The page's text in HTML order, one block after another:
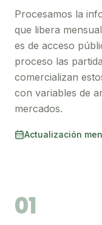
Procesamos la
que libera
es de acceso
proceso las
comercializan
con variables de
mercados.
Actualización
01